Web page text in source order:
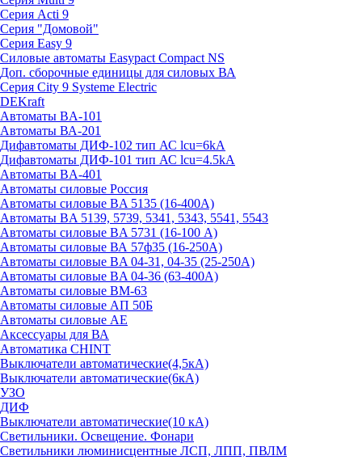
Серия Acti 9
Серия "Домовой"
Серия Easy 9
Силовые автоматы Easypact Compact NS
Доп. сборочные единицы для силовых ВА
Серия City 9 Systeme Electric
DEKraft
Автоматы BA-101
Автоматы ВА-201
Дифавтоматы ДИФ-102 тип АС lcu=6kA
Дифавтоматы ДИФ-101 тип АС lcu=4.5kA
Автоматы BA-401
Автоматы силовые Россия
Автоматы силовые BA 5135 (16-400А)
Автоматы BA 5139, 5739, 5341, 5343, 5541, 5543
Автоматы силовые BA 5731 (16-100 А)
Автоматы силовые ВА 57ф35 (16-250А)
Автоматы силовые BA 04-31, 04-35 (25-250А)
Автоматы силовые BA 04-36 (63-400А)
Автоматы силовые ВМ-63
Автоматы силовые АП 50Б
Автоматы силовые АЕ
Аксессуары для ВА
Автоматика CHINT
Выключатели автоматические(4,5кА)
Выключатели автоматические(6кА)
УЗО
ДИФ
Выключатели автоматические(10 кА)
Светильники. Освещение. Фонари
Светильники люминисцентные ЛСП, ЛПП, ПВЛМ